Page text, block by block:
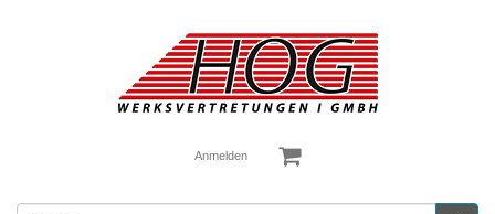
Anmelden